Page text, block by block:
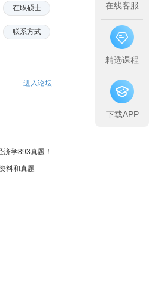
在职硕士
联系方式
进入论坛
济学893真题！
料和真题
在线客服
精选课程
下载APP